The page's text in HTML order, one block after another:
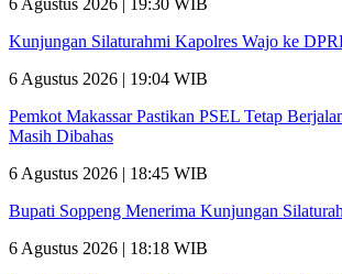
6 Agustus 2026 | 19:30 WIB
Kunjungan Silaturahmi Kapolres Wajo ke
6 Agustus 2026 | 19:04 WIB
Pemkot Makassar Pastikan PSEL Tetap
Masih Dibahas
6 Agustus 2026 | 18:45 WIB
Bupati Soppeng Menerima Kunjungan
6 Agustus 2026 | 18:18 WIB